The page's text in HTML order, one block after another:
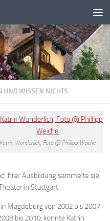
UND WISSEN NICHTS
Katrin Wunderlich, Foto @ Phillipp Weiche
ihrer Ausbildung sammelte sie
in Stuttgart.
Magdeburg von 2002 bis 2007
bis 2010, konnte Katrin